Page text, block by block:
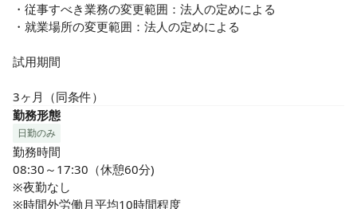
・従事すべき業務の変更範囲：法人の定めによる
・就業場所の変更範囲：法人の定めによる
試用期間
3ヶ月（同条件）
勤務形態
日勤のみ
勤務時間
08:30～17:30（休憩60分)
※夜勤なし
※時間外労働月平均10時間程度